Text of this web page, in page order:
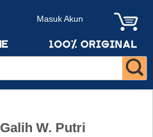
Masuk Akun
Galih W. Putri